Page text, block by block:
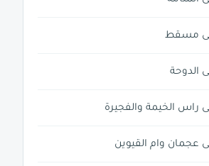
مسقط
الدوحة
الخيمة والفجيرة
وام القيوين